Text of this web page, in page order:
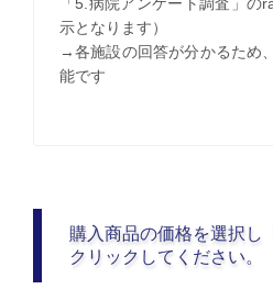
示となります）
→各施設の回答が分かるため
能です
購入商品の価格を選択し
クリックしてください。